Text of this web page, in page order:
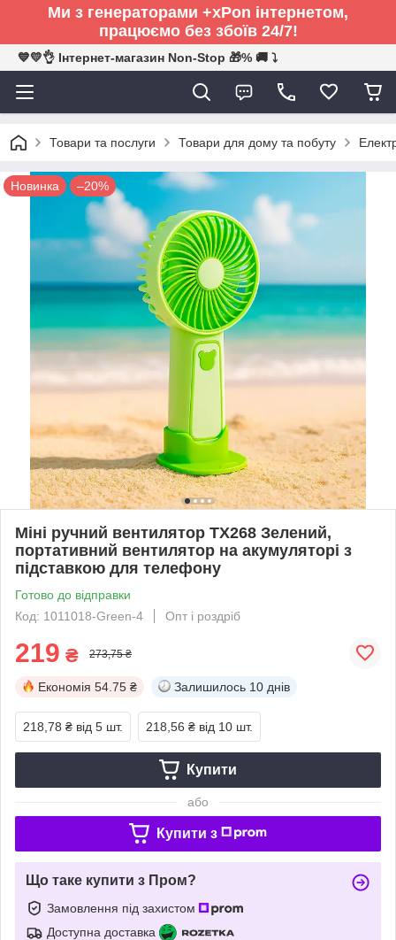
Ми з генераторами +xPon інтернетом,
працюємо без збоїв 24/7!
💙💛👌 Інтернет-магазин Non-Stop 🎁% 🚚 ⤵
Товари та послуги Товари для дому та побуту
Новинка –20%
Міні ручний вентилятор TX268 Зелений,
портативний вентилятор на акумуляторі з
підставкою для телефону
Готово до відправки
Код: 1011018-Green-4
Опт і роздріб
219 ₴ 273,75 ₴
Економія 54.75 ₴ Залишилось 10 днів
218,78 ₴ від 5 шт. 218,56 ₴ від 10 шт.
Купити
або
Купити з
Що таке купити з Пром?
Замовлення під захистом
Доступна доставка